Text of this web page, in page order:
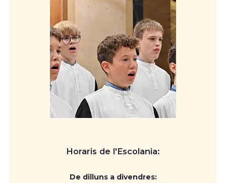
Horaris de l'Escolania:
De dilluns a divendres: